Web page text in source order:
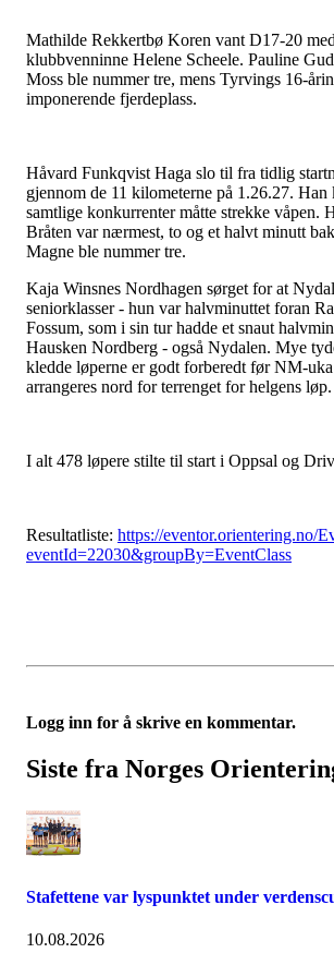
Mathilde Rekkertbø Koren vant D17-20
klubbvenninne Helene Scheele. Pauline
Moss ble nummer tre, mens Tyrvings 16-
imponerende fjerdeplass.
Håvard Funkqvist Haga slo til fra tidlig
gjennom de 11 kilometerne på 1.26.27. Han
samtlige konkurrenter måtte strekke våpen.
Bråten var nærmest, to og et halvt minutt
Magne ble nummer tre.
Kaja Winsnes Nordhagen sørget for at
seniorklasser - hun var halvminuttet foran
Fossum, som i sin tur hadde et snaut
Hausken Nordberg - også Nydalen. Mye
kledde løperne er godt forberedt før NM-
arrangeres nord for terrenget for helgens løp.
I alt 478 løpere stilte til start i Oppsal og
Resultatliste: https://eventor.orientering.no/
eventId=22030&groupBy=EventClass
Logg inn for å skrive en kommentar.
Siste fra Norges
Stafettene var lyspunktet under
10.08.2026